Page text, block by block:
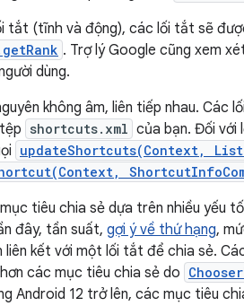
tắt (tĩnh và động), các lối tắt sẽ
. Trợ lý Google cũng xem
dùng.
không âm, liên tiếp nhau.
shortcuts.xml của bạn. Đối với
updateShortcuts(Context,
tiêu chia sẻ dựa trên nhiều yếu
đây, tần suất, gợi ý về thứ hạng,
kết với một lối tắt để chia sẻ.
các mục tiêu chia sẻ do
Android 12 trở lên, các mục tiêu